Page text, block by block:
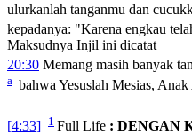
ulurkanlah tanganmu dan
kepadanya: "Karena engkau
Maksudnya Injil ini dicatat
20:30 Memang masih banyak
a bahwa Yesuslah Mesias,
[4:33] 1 Full Life : DENGAN